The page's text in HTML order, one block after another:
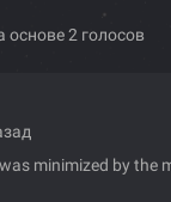
основе 2 голосов
minimized by the